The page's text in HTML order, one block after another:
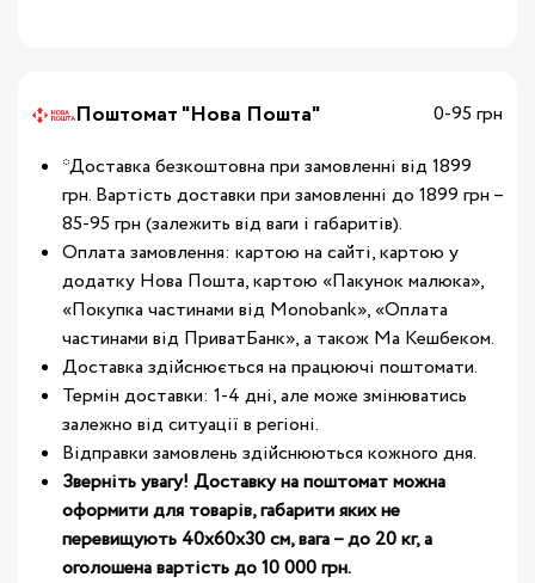
Поштомат "Нова Пошта"
0-95 грн
*Доставка безкоштовна при замовленні від 1899
грн. Вартість доставки при замовленні до 1899 грн –
85-95 грн (залежить від ваги і габаритів).
Оплата замовлення: картою на сайті, картою у
додатку Нова Пошта, картою «Пакунок малюка»,
«Покупка частинами від Monobank», «Оплата
частинами від ПриватБанк», а також Ма Кешбеком.
Доставка здійснюється на працюючі поштомати.
Термін доставки: 1-4 дні, але може змінюватись
залежно від ситуації в регіоні.
Відправки замовлень здійснюються кожного дня.
Зверніть увагу! Доставку на поштомат можна
оформити для товарів, габарити яких не
перевищують 40х60х30 см, вага – до 20 кг, а
оголошена вартість до 10 000 грн.